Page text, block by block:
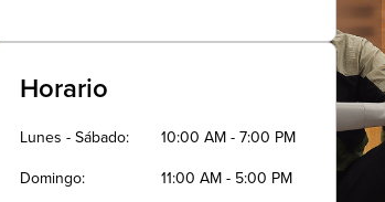
Horario
Lunes - Sábado 10:00 AM - 7:00 PM
Domingo 11:00 AM - 5:00 PM